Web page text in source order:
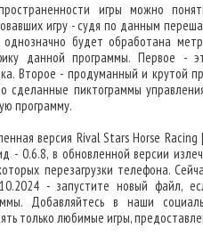
игры можно
игру - судя по данным
однозначно будет обработана
данной программы. Первое -
Второе - продуманный и крутой
сделанные пиктограммы
программу.
версия Rival Stars Horse
- 0.6.8, в обновленной версии
перезагрузки телефона.
- запустите новый файл,
Добавляйтесь в наши
только любимые игры,